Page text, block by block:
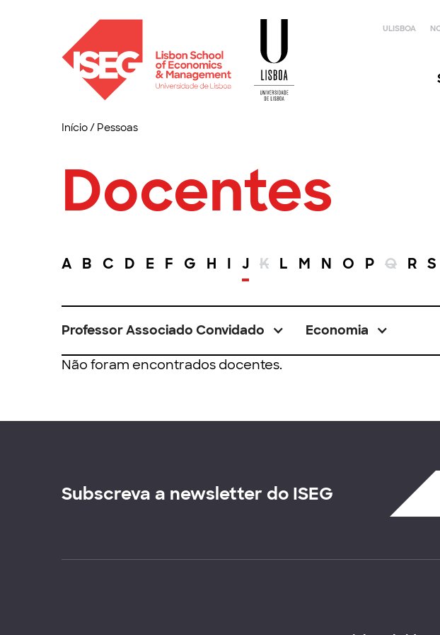
ULISBOA
Início/ Pessoas
Docentes
A B C D E F G H I J K L M N O P Q R S
Professor Associado Convidado Economia
Não foram encontrados docentes.
Subscreva a newsletter do ISEG